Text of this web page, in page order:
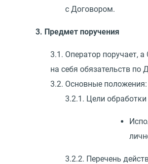
с Договором.
3. Предмет поручения
3.1. Оператор поручает,
на себя обязательств по
3.2. Основные положения:
3.2.1. Цели
3.2.2. Перечень